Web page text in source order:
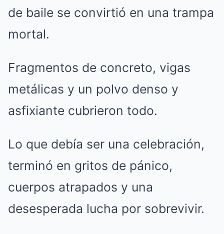
de baile se convirtió en una trampa
mortal.
Fragmentos de concreto, vigas
metálicas y un polvo denso y
asfixiante cubrieron todo.
Lo que debía ser una celebración,
terminó en gritos de pánico,
cuerpos atrapados y una
desesperada lucha por sobrevivir.